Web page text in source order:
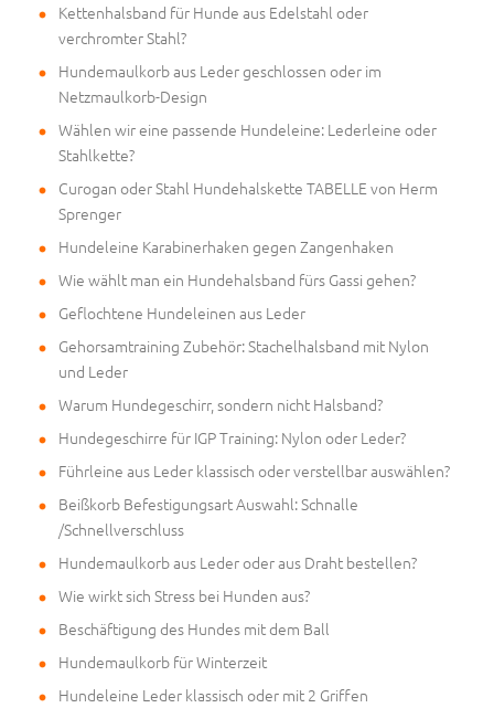
Kettenhalsband für Hunde aus Edelstahl oder
verchromter Stahl?
Hundemaulkorb aus Leder geschlossen oder im
Netzmaulkorb-Design
Wählen wir eine passende Hundeleine: Lederleine oder
Stahlkette?
Curogan oder Stahl Hundehalskette TABELLE von Herm
Sprenger
Hundeleine Karabinerhaken gegen Zangenhaken
Wie wählt man ein Hundehalsband fürs Gassi gehen?
Geflochtene Hundeleinen aus Leder
Gehorsamtraining Zubehör: Stachelhalsband mit Nylon
und Leder
Warum Hundegeschirr, sondern nicht Halsband?
Hundegeschirre für IGP Training: Nylon oder Leder?
Führleine aus Leder klassisch oder verstellbar auswählen?
Beißkorb Befestigungsart Auswahl: Schnalle
/Schnellverschluss
Hundemaulkorb aus Leder oder aus Draht bestellen?
Wie wirkt sich Stress bei Hunden aus?
Beschäftigung des Hundes mit dem Ball
Hundemaulkorb für Winterzeit
Hundeleine Leder klassisch oder mit 2 Griffen